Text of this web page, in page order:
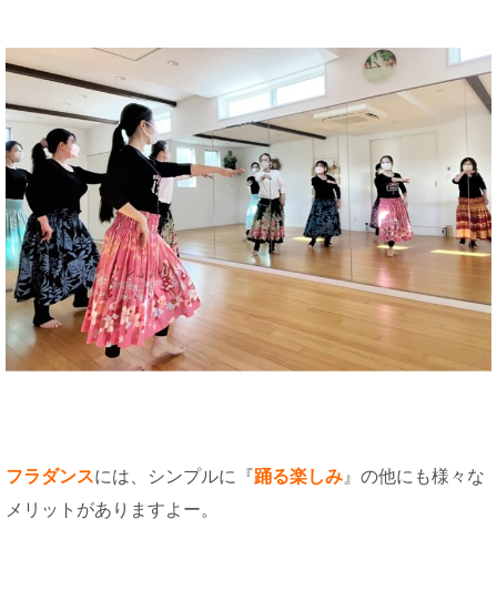
フラダンスには、シンプルに『踊る楽しみ 』の他にも様々な
メリットがありますよー。